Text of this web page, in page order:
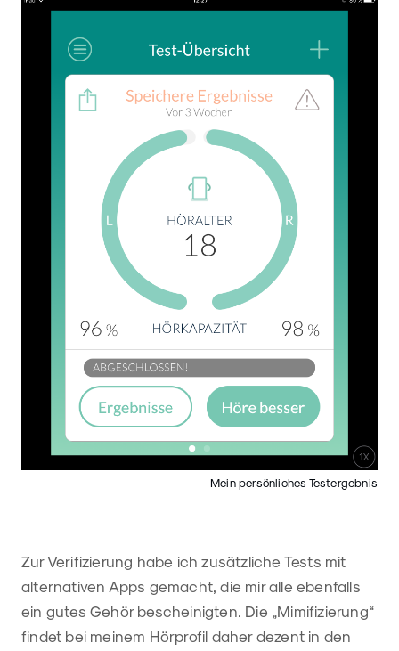
Mein persönliches Testergebnis
Zur Verifizierung habe ich zusätzliche Tests mit
alternativen Apps gemacht, die mir alle ebenfalls
ein gutes Gehör bescheinigten. Die „Mimifizierung“
findet bei meinem Hörprofil daher dezent in den